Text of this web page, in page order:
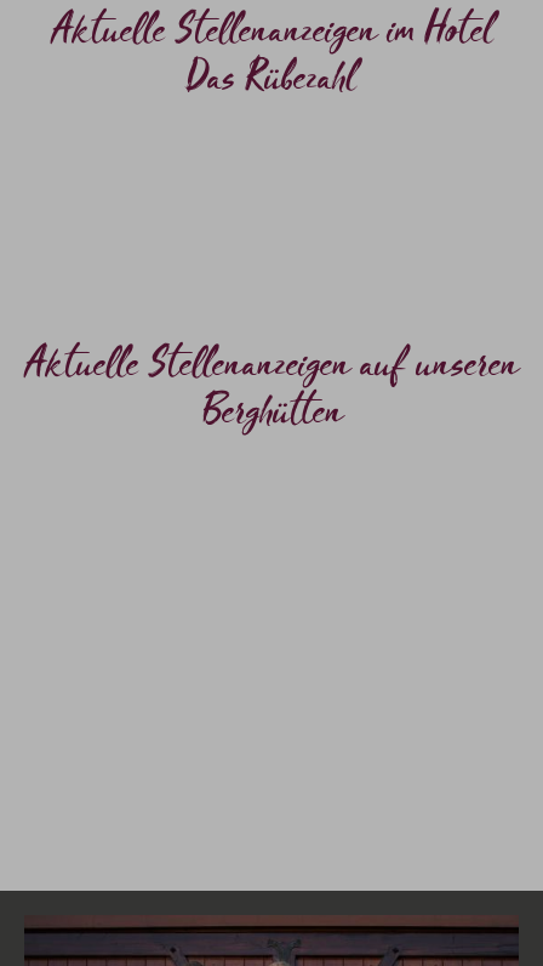
Aktuelle Stellenanzeigen im Hotel
Das Rübezahl
Aktuelle Stellenanzeigen auf unseren
Berghütten